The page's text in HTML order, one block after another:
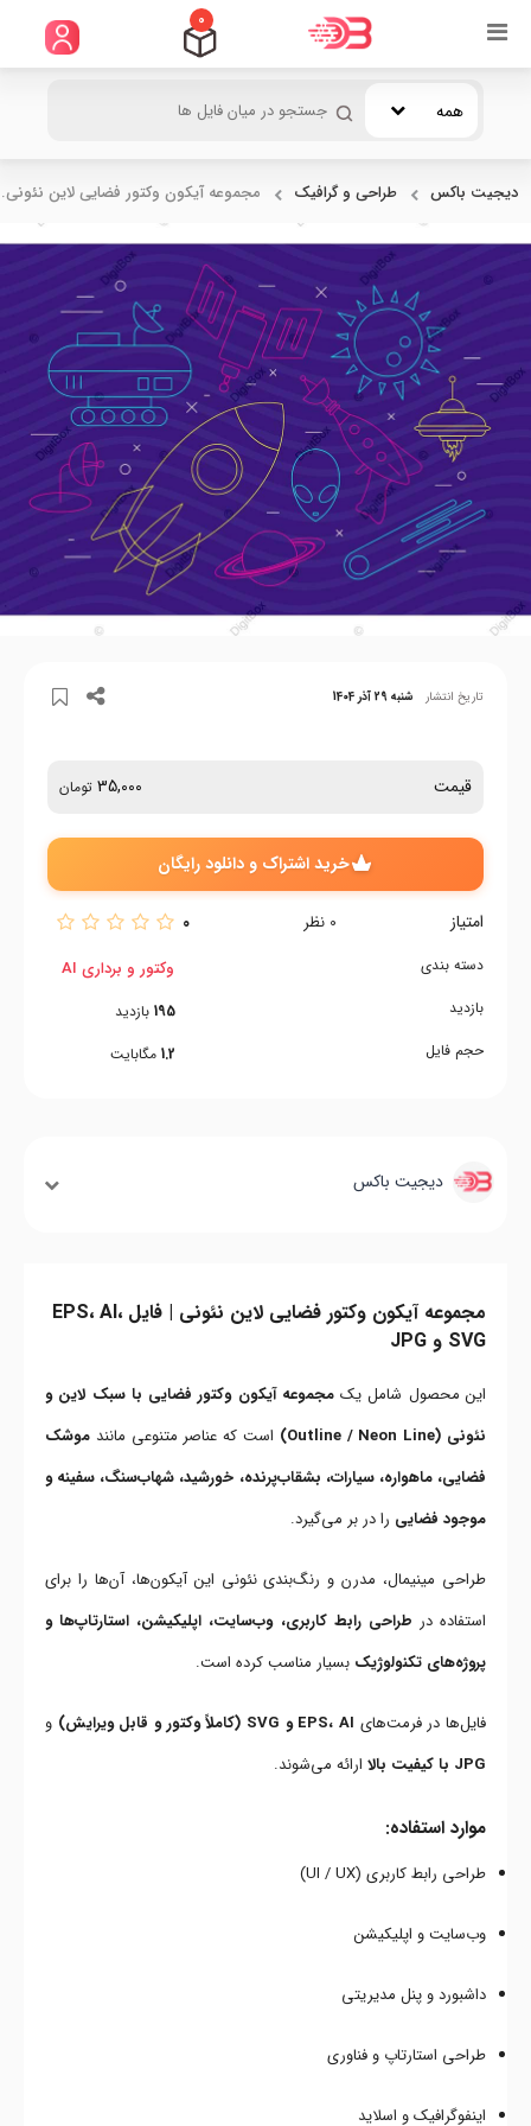
0
همه
دیجیت باکس طراحی و گرافیک مجموعه آیکون وکتور فضایی لاین
تاریخ انتشار شنبه 29 آذر 1404
قیمت 35,000 تومان
خرید اشتراک و دانلود رایگان
امتیاز 0 نظر 0
دسته بندی
بازدید
حجم فایل
وکتور و برداری AI
195 بازدید
1.2 مگابایت
دیجیت باکس
مجموعه آیکون وکتور فضایی لاین نئونی | فایل EPS، AI،
SVG و JPG
این محصول شامل یکمجموعه آیکون وکتور فضایی با سبک لاین و
نئونی (Outline / Neon Line)
است که عناصر متنوعی مانند موشک
فضایی، ماهواره، سیارات، بشقاب‌پرنده، خورشید، شهاب‌سنگ، سفینه و
موجود فضایی را در بر می‌گیرد.
طراحی مینیمال، مدرن و رنگ‌بندی نئونی این آیکون‌ها، آن‌ها را برای
استفاده در طراحی رابط کاربری، وب‌سایت، اپلیکیشن، استارتاپ‌ها و
پروژه‌های تکنولوژیک بسیار مناسب کرده است.
فایل‌ها در فرمت‌های EPS، AI و SVG (کاملاً وکتور و قابل ویرایش)
و
JPG با کیفیت بالا
ارائه می‌شوند.
موارد استفاده:
طراحی رابط کاربری (UI / UX)
وب‌سایت و اپلیکیشن
داشبورد و پنل مدیریتی
طراحی استارتاپ و فناوری
اینفوگرافیک و اسلاید